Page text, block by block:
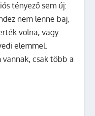
tényező sem új:
nem lenne baj,
volna, vagy
elemmel.
vannak, csak több a